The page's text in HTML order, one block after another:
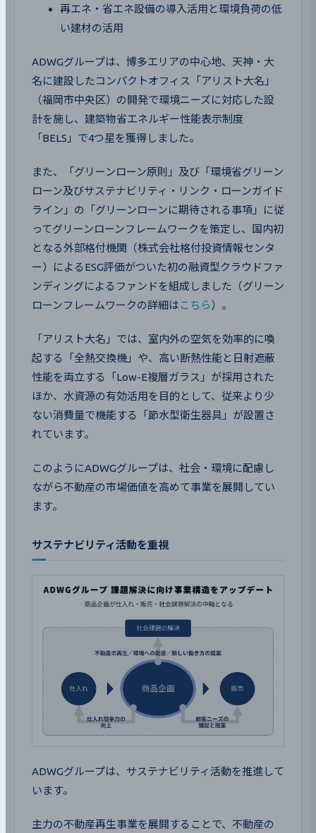
再エネ・省エネ設備の導入活用と環境負荷の低
い建材の活用
ADWGグループは、博多エリアの中心地、天神・大
名に建設したコンパクトオフィス「アリスト大名」
（福岡市中央区）の開発で環境ニーズに対応した設
計を施し、建築物省エネルギー性能表示制度
「BELS」で4つ星を獲得しました。
また、「グリーンローン原則」及び「環境省グリーン
ローン及びサステナビリティ・リンク・ローンガイド
ライン」の「グリーンローンに期待される事項」に従
ってグリーンローンフレームワークを策定し、国内初
となる外部格付機関（株式会社格付投資情報センタ
ー）によるESG評価がついた初の融資型クラウドファ
ンディングによるファンドを組成しました（グリーン
ローンフレームワークの詳細は こちら）。
「アリスト大名」では、室内外の空気を効率的に喚
起する「全熱交換機」や、高い断熱性能と日射遮蔽
性能を両立する「Low-E複層ガラス」が採用された
ほか、水資源の有効活用を目的として、従来より少
ない消費量で機能する「節水型衛生器具」が設置さ
れています。
このようにADWGグループは、社会・環境に配慮し
ながら不動産の市場価値を高めて事業を展開してい
ます。
サステナビリティ活動を重視
ADWGグループは、サステナビリティ活動を推進して
います。
主力の不動産再生事業を展開することで、不動産の